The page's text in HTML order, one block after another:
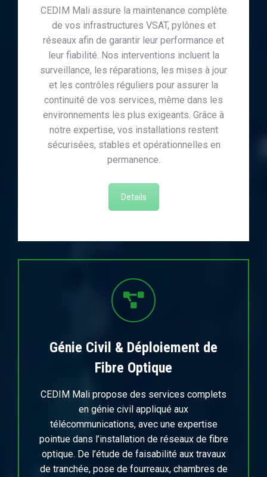
CEDIM Mali assure la maintenance complète
de vos infrastructures VSAT, pylônes et
réseaux afin de garantir leur performance et
leur fiabilité. Nos interventions incluent la
surveillance, les réparations, les mises à jour
et les contrôles réguliers pour assurer la
continuité de vos services, même dans les
environnements les plus exigeants. Grâce à
notre expertise, vos installations restent
sécurisées, stables et opérationnelles en
permanence.
Details
Génie Civil & Déploiement de
Fibre Optique
CEDIM Mali propose des services complets
en génie civil appliqué aux
télécommunications, avec une expertise
pointue dans l’installation de réseaux de fibre
optique. De l’étude de faisabilité aux travaux
de tranchée, pose de fourreaux, chambres de